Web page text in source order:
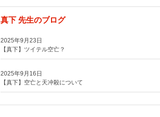
真下 先生のブログ
2025年9月23日
【真下】ツイテル空亡？
2025年9月16日
【真下】空亡と天冲殺について